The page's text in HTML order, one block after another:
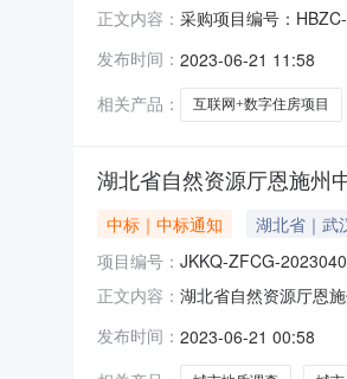
正文内容： 采购项目编号：
基本情况1、原公告的
发布时间： 2023-06-21 11:58
相关产品：
互联网+数字住房项目
湖北省自然资源厅恩施州
中标｜中标通知
湖北省｜武
项目编号： JKKQ-ZFCG-
正文内容： 湖北省自然资源厅恩
施州中心城区城市地
发布时间： 2023-06-21 00:58